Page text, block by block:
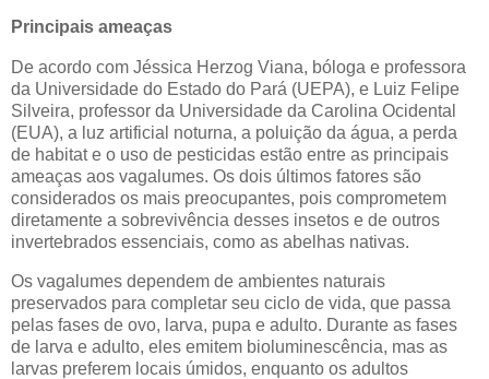
Principais ameaças
De acordo com Jéssica Herzog Viana, bóloga e professora
da Universidade do Estado do Pará (UEPA), e Luiz Felipe
Silveira, professor da Universidade da Carolina Ocidental
(EUA), a luz artificial noturna, a poluição da água, a perda
de habitat e o uso de pesticidas estão entre as principais
ameaças aos vagalumes. Os dois últimos fatores são
considerados os mais preocupantes, pois comprometem
diretamente a sobrevivência desses insetos e de outros
invertebrados essenciais, como as abelhas nativas.
Os vagalumes dependem de ambientes naturais
preservados para completar seu ciclo de vida, que passa
pelas fases de ovo, larva, pupa e adulto. Durante as fases
de larva e adulto, eles emitem bioluminescência, mas as
larvas preferem locais úmidos, enquanto os adultos